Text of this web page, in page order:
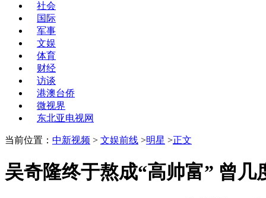
社会
国际
军事
文娱
体育
财经
访谈
港澳台侨
微视界
东北亚电视网
当前位置： 中新视频 > 文娱前线 >明星 >正文
吴奇隆终于熬成“高帅富” 曾几